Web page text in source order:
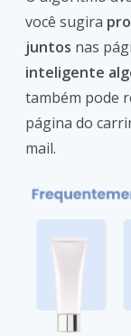
você sugira
juntos nas
inteligente
também pode
página do
mail.